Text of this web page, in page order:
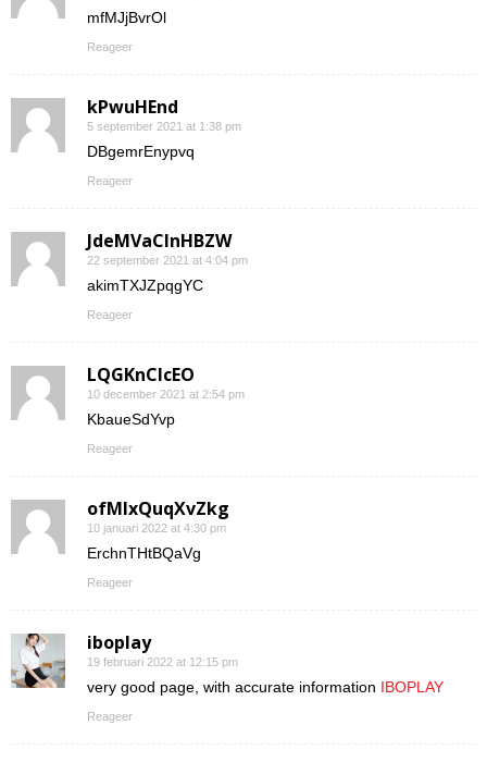
mfMJjBvrOl
Reageer
kPwuHEnd
5 september 2021 at 1:38 pm
DBgemrEnypvq
Reageer
JdeMVaClnHBZW
22 september 2021 at 4:04 pm
akimTXJZpqgYC
Reageer
LQGKnCIcEO
10 december 2021 at 2:54 pm
KbaueSdYvp
Reageer
ofMIxQuqXvZkg
10 januari 2022 at 4:30 pm
ErchnTHtBQaVg
Reageer
iboplay
19 februari 2022 at 12:15 pm
very good page, with accurate information IBOPLAY
Reageer